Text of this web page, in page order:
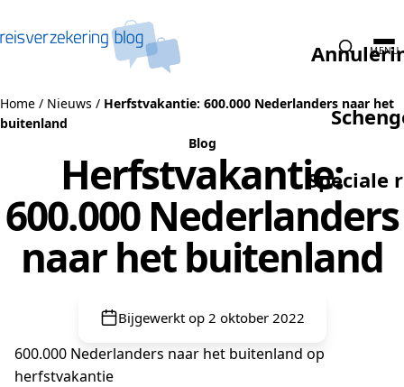
Speciale
MENU
Home / Nieuws / Herfstvakantie: 600.000 Nederlanders naar het
buitenland
Blog
Herfstvakantie:
600.000 Nederlanders
naar het buitenland
Bijgewerkt op 2 oktober 2022
600.000 Nederlanders naar het buitenland op
herfstvakantie